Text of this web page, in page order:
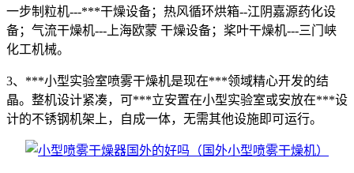
一步制粒机---***干燥设备；热风循环烘箱--江阴嘉源药化设
备；气流干燥机---上海欧蒙 干燥设备；桨叶干燥机---三门峡
化工机械。
3、***小型实验室喷雾干燥机是现在***领域精心开发的结
晶。整机设计紧凑，可***立安置在小型实验室或安放在***设
计的不锈钢机架上，自成一体，无需其他设施即可运行。